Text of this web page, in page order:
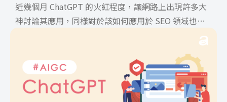
近幾個月 ChatGPT 的火紅程度，讓網路上出現許多大
神討論其應用，同樣對於該如何應用於 SEO 領域也有